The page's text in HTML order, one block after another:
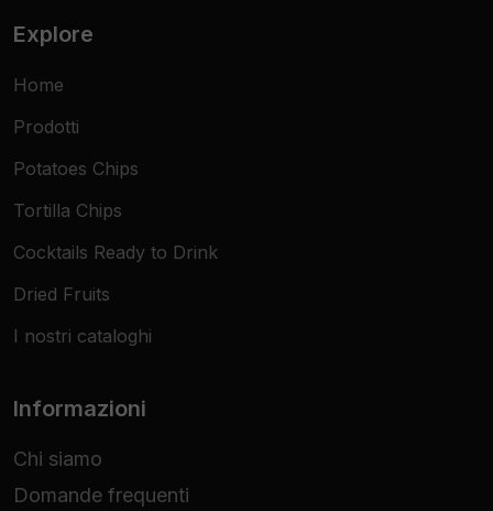
Explore
Home
Prodotti
Potatoes Chips
Tortilla Chips
Cocktails Ready to Drink
Dried Fruits
I nostri cataloghi
Informazioni
Chi siamo
Domande frequenti